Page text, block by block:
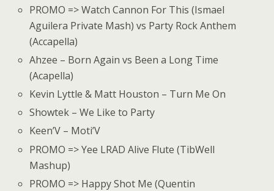
PROMO => Watch Cannon For This (Ismael
Aguilera Private Mash) vs Party Rock Anthem
(Accapella)
Ahzee – Born Again vs Been a Long Time
(Acapella)
Kevin Lyttle & Matt Houston – Turn Me On
Showtek – We Like to Party
Keen’V – Moti’V
PROMO => Yee LRAD Alive Flute (TibWell
Mashup)
PROMO => Happy Shot Me (Quentin